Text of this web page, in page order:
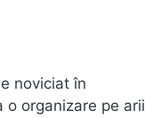
noviciat în
o organizare pe arii